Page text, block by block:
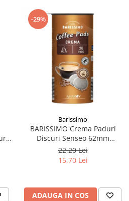
-29%
Barissimo
BARISSIMO Crema Paduri
Discuri Senseo 62mm
Monodoze 20buc 140g
22,20 Lei
15,70 Lei
ADAUGA IN COS